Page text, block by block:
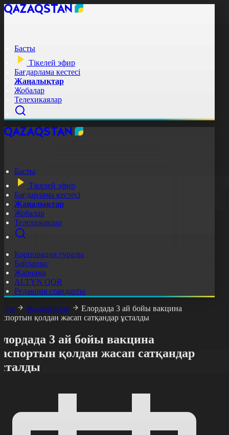
Басты
Тікелей эфир
Бағдарлама кестесі
Жаңалықтар
Жобалар
Телехикаялар
Басты
Тікелей эфир
Бағдарлама кестесі
Жаңалықтар
Жобалар
Телехикаялар
Корпорация туралы
Байланыс
Жарнама
ALTYN QOR
Редакция стандарты
Жаңалықтар
Елордада 3 ай бойы вакцина
қолдан жасап сатқандар ұсталды
3 ай бойы вакцина
қолдан жасап сатқандар